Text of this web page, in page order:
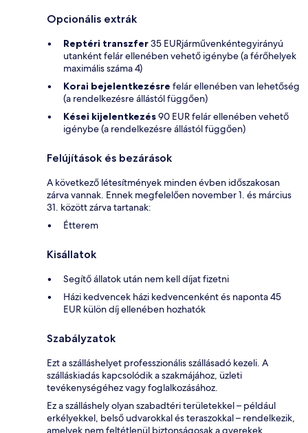
Opcionális extrák
Reptéri transzfer35 EURjárművenkéntegyirányú
utanként felár ellenében vehető igénybe (a férőhelyek
maximális száma 4)
Korai bejelentkezésre felár ellenében van lehetőség
(a rendelkezésre állástól függően)
Kései kijelentkezés90 EUR felár ellenében vehető
igénybe (a rendelkezésre állástól függően)
Felújítások és bezárások
A következő létesítmények minden évben időszakosan
zárva vannak. Ennek megfelelően november 1. és március
31. között zárva tartanak:
Étterem
Kisállatok
Segítő állatok után nem kell díjat fizetni
Házi kedvencek házi kedvencenként és naponta 45
EUR külön díj ellenében hozhatók
Szabályzatok
Ezt a szálláshelyet professzionális szállásadó kezeli. A
szálláskiadás kapcsolódik a szakmájához, üzleti
tevékenységéhez vagy foglalkozásához.
Ez a szálláshely olyan szabadtéri területekkel – például
erkélyekkel, belső udvarokkal és teraszokkal – rendelkezik,
amelyek nem feltétlenül biztonságosak a gyerekek